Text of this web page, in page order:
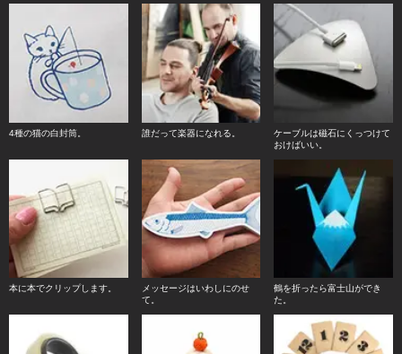
4種の猫の白封筒。 誰だって楽器になれる。
ケーブルは磁石にくっつけて
おけばいい。
本に本でクリップします。
メッセージはいわしにのせ
て。
鶴を折ったら富士山ができ
た。